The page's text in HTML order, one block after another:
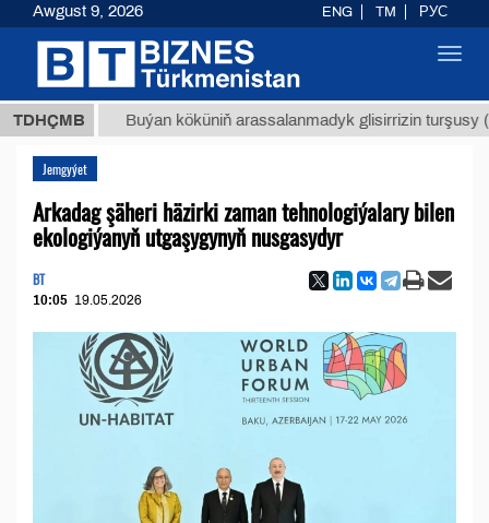
TDHÇMBBuýan köküniň arassalanmadyk glisirrizin turşusy (t.)
Jemgyýet
Arkadag şäheri häzirki zaman tehnologiýalary bilen
ekologiýanyň utgaşygynyň nusgasydyr
BT
10:05 19.05.2026
Awgust 9, 2026 ENG TM РУС